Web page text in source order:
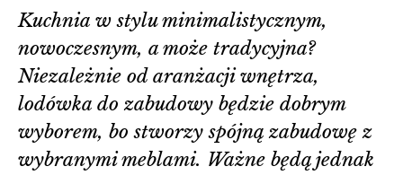
Kuchnia w stylu minimalistycznym,
nowoczesnym, a może tradycyjna?
Niezależnie od aranżacji wnętrza,
lodówka do zabudowy będzie dobrym
wyborem, bo stworzy spójną zabudowę z
wybranymi meblami. Ważne będą jednak